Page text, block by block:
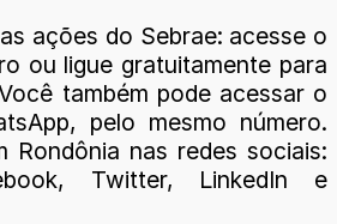
ações do Sebrae: acesse o
ou ligue gratuitamente para
também pode acessar o
pelo mesmo número.
Rondônia nas redes sociais:
Twitter, LinkedIn e